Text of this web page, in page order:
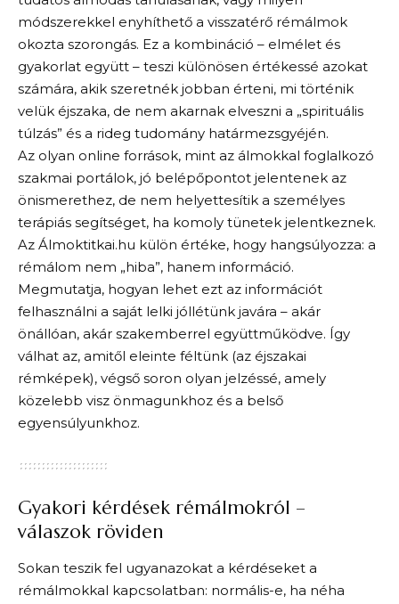
módszerekkel enyhíthető a visszatérő rémálmok
okozta szorongás. Ez a kombináció – elmélet és
gyakorlat együtt – teszi különösen értékessé azokat
számára, akik szeretnék jobban érteni, mi történik
velük éjszaka, de nem akarnak elveszni a „spirituális
túlzás” és a rideg tudomány határmezsgyéjén.
Az olyan online források, mint az álmokkal foglalkozó
szakmai portálok, jó belépőpontot jelentenek az
önismerethez, de nem helyettesítik a személyes
terápiás segítséget, ha komoly tünetek jelentkeznek.
Az Álmoktitkai.hu külön értéke, hogy hangsúlyozza: a
rémálom nem „hiba”, hanem információ.
Megmutatja, hogyan lehet ezt az információt
felhasználni a saját lelki jóllétünk javára – akár
önállóan, akár szakemberrel együttműködve. Így
válhat az, amitől eleinte féltünk (az éjszakai
rémképek), végső soron olyan jelzéssé, amely
közelebb visz önmagunkhoz és a belső
egyensúlyunkhoz.
Gyakori kérdések rémálmokról –
válaszok röviden
Sokan teszik fel ugyanazokat a kérdéseket a
rémálmokkal kapcsolatban: normális-e, ha néha